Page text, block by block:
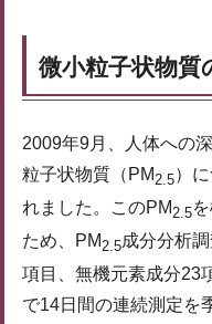
微小粒子状物質
2009年9月、人体への
粒子状物質（PM 2.5）
れました。このPM 2.5
ため、PM2.5成分分析
項目、無機元素成分23
で14日間の連続測定を